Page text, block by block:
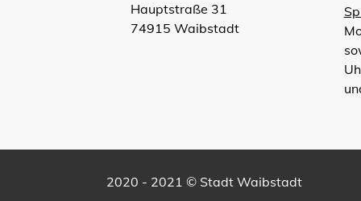
Hauptstraße 31
74915 Waibstadt
2020 - 2021 © Stadt Waibstadt